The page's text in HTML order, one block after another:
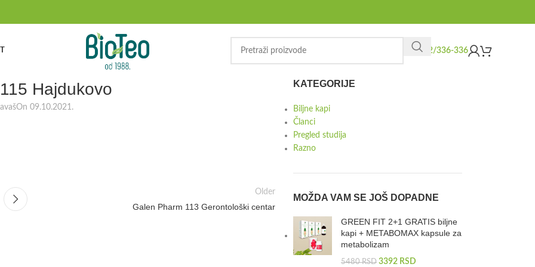
062/336-336
Hajdukovo
On 09.10.2021.
Older
Galen Pharm 113 Gerontološki centar
KATEGORIJE
Biljne kapi
Članci
Pregled studija
Razno
MOŽDA VAM SE JOŠ DOPADNE
GREEN FIT 2+1 GRATIS biljne
kapi + METABOMAX kapsule za
metabolizam
5480RSD 3392 RSD